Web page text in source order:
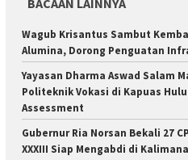
Wagub Krisantus Sambut
Alumina, Dorong Penguatan
Yayasan Dharma Aswad Salam
Politeknik Vokasi di Kapuas
Assessment
Gubernur Ria Norsan Bekali 27
XXXIII Siap Mengabdi di